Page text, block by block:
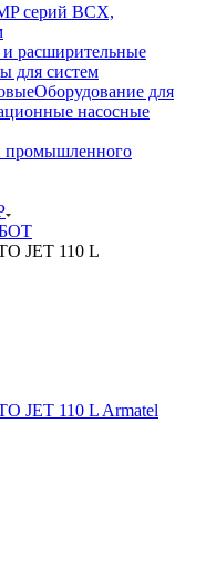
серий BCX,
расширительные
для систем
Оборудование для
насосные
промышленного
JET 110 L